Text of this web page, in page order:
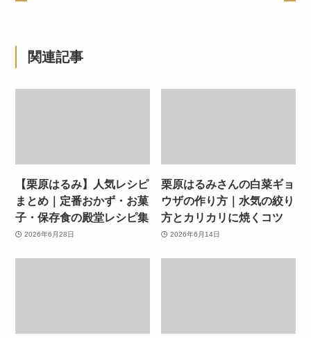
関連記事
【栗原はるみ】人気レシピ
まとめ｜定番おかず・お菓
子・保存食の殿堂レシピ集
2026年6月28日
栗原はるみさんの白菜ギョ
ウザの作り方｜水気の絞り
方とカリカリに焼くコツ
2026年6月14日